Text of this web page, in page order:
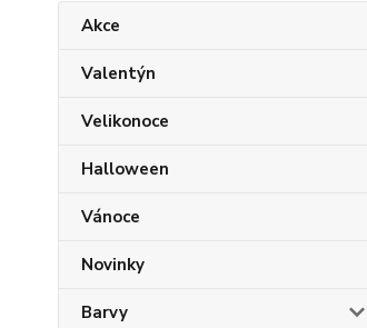
Akce
Valentýn
Velikonoce
Halloween
Vánoce
Novinky
Barvy